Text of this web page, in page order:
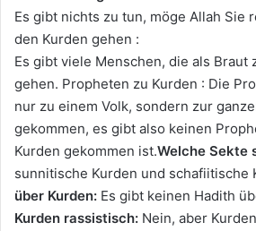
Es gibt nichts zu tun, möge Allah Sie
den Kurden gehen :
Es gibt viele Menschen, die als Braut
gehen. Propheten zu Kurden : Die
nur zu einem Volk, sondern zur
gekommen, es gibt also keinen
Kurden gekommen ist.Welche Sekte
sunnitische Kurden und schafiitische
über Kurden: Es gibt keinen Hadith
Kurden rassistisch: Nein, aber